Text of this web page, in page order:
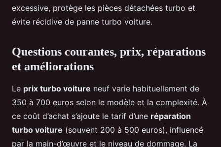
excessive, protège les pièces détachées turbo et
évite récidive de panne turbo voiture.
Questions courantes, prix, réparations
et améliorations
Le prix turbo voiture neuf varie habituellement de
350 à 700 euros selon le modèle et la complexité. À
ce coût d’achat s’ajoute le tarif d’une réparation
turbo voiture (souvent 200 à 500 euros), influencé
par la main-d’œuvre et le niveau de dommage. La